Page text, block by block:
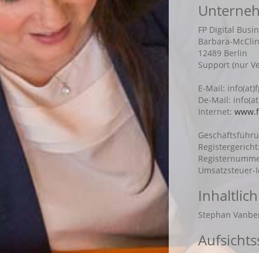
FP Digital
Barbara-
12489 Berlin
Support (nur
E-Mail:
De-Mail:
Internet:
Umsatzsteuer-
Stephan